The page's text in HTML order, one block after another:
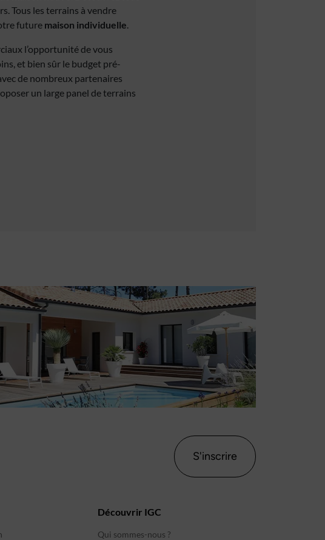
Tous les terrains à vendre
future maison individuelle
l’opportunité de vous
et bien sûr le budget pré-
de nombreux partenaires
un large panel de terrains
S'inscrire
Découvrir IGC
Qui sommes-nous ?